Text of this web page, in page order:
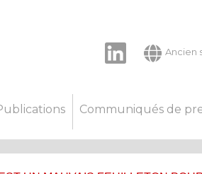
Ancien
Communiqués de